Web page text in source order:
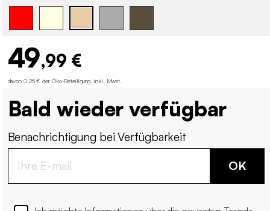
49,99 €
davon 0,25 € der Öko-Beteiligung inkl. Mwst.
Bald wieder verfügbar
Benachrichtigung bei Verfügbarkeit
OK